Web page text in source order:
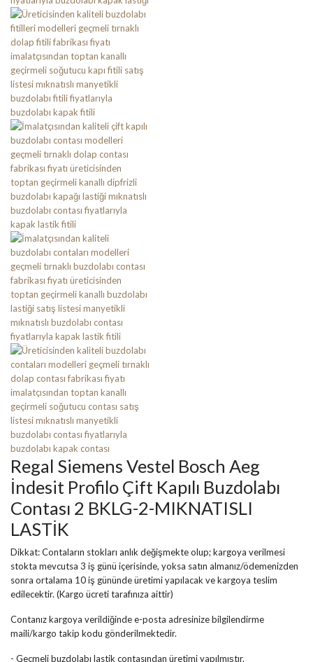
Regal Siemens Vestel Bosch Aeg
İndesit Profilo Çift Kapılı Buzdolabı
Contası 2 BKLG-2-MIKNATISLI
LASTİK
Dikkat: Contaların stokları anlık değişmekte olup; kargoya verilmesi
stokta mevcutsa 3 iş günü içerisinde, yoksa satın almanız/ödemenizden
sonra ortalama 10 iş gününde üretimi yapılacak ve kargoya teslim
edilecektir. (Kargo ücreti tarafınıza aittir)
Contanız kargoya verildiğinde e-posta adresinize bilgilendirme
maili/kargo takip kodu gönderilmektedir.
- Geçmeli buzdolabı lastik contasından üretimi yapılmıştır.